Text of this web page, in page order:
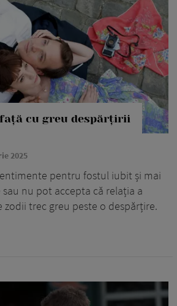
cu greu despărțirii
2025
pentru fostul iubit și mai
nu pot accepta că relația a
zodii trec greu peste o despărțire.